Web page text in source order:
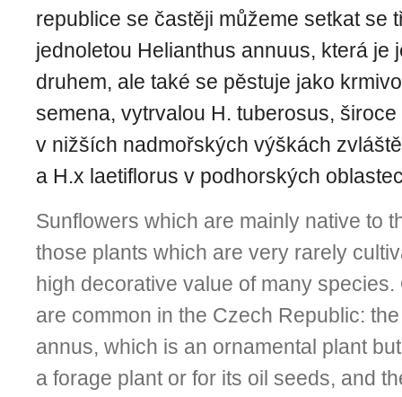
republice se častěji můžeme setkat se
jednoletou Helianthus annuus, která je
druhem, ale také se pěstuje jako
semena, vytrvalou H. tuberosus,
v nižších nadmořských výškách
a H.x laetiflorus v podhorských
Sunflowers which are mainly native to
those plants which are very rarely
high decorative value of many
are common in the Czech Republic:
annus, which is an ornamental plant
a forage plant or for its oil seeds, and